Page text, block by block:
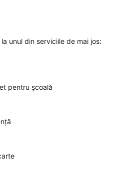
unul din serviciile de mai jos:
pentru școală